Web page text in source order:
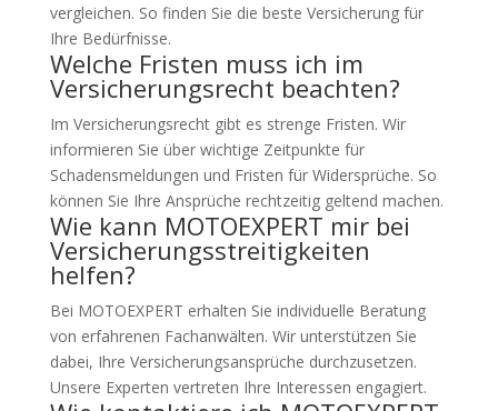
vergleichen. So finden Sie die beste Versicherung für
Ihre Bedürfnisse.
Welche Fristen muss ich im
Versicherungsrecht beachten?
Im Versicherungsrecht gibt es strenge Fristen. Wir
informieren Sie über wichtige Zeitpunkte für
Schadensmeldungen und Fristen für Widersprüche. So
können Sie Ihre Ansprüche rechtzeitig geltend machen.
Wie kann MOTOEXPERT mir bei
Versicherungsstreitigkeiten
helfen?
Bei MOTOEXPERT erhalten Sie individuelle Beratung
von erfahrenen Fachanwälten. Wir unterstützen Sie
dabei, Ihre Versicherungsansprüche durchzusetzen.
Unsere Experten vertreten Ihre Interessen engagiert.